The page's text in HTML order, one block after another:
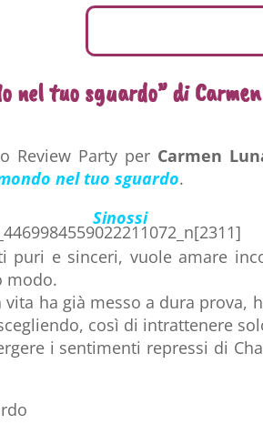
nel tuo sguardo” di
Review Party per Carmen
nel tuo sguardo.
Sinossi
puri e sinceri, vuole amare
modo.
vita ha già messo a dura prova,
così di intrattenere
i sentimenti repressi di